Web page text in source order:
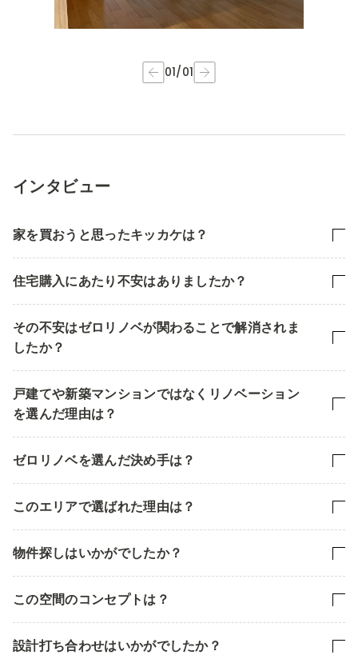
01/01
インタビュー
家を買おうと思ったキッカケは？
住宅購入にあたり不安はありましたか？
その不安はゼロリノベが関わることで解消されま
したか？
戸建てや新築マンションではなくリノベーション
を選んだ理由は？
ゼロリノベを選んだ決め手は？
このエリアで選ばれた理由は？
物件探しはいかがでしたか？
この空間のコンセプトは？
設計打ち合わせはいかがでしたか？